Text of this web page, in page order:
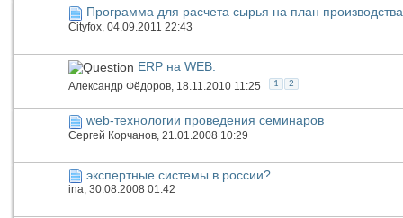
Программа для расчета сырья на план производства
Cityfox , 04.09.2011 22:43
ERP на WEB.
Александр Фёдоров , 18.11.2010 11:25 1 2
web-технологии проведения семинаров
Сергей Корчанов , 21.01.2008 10:29
экспертные системы в россии?
ina, 30.08.2008 01:42